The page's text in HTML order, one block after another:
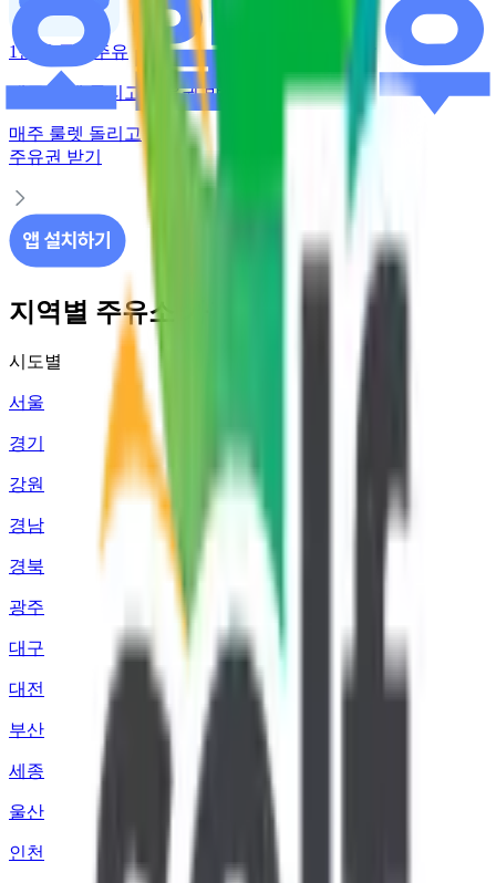
1만원 무료주유
매주 룰렛 돌리고 주유권 받기
매주 룰렛 돌리고
주유권 받기
지역별 주유소 가격 정보
시도별
서울
경기
강원
경남
경북
광주
대구
대전
부산
세종
울산
인천